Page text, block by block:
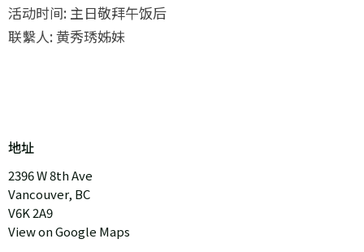
活动时间: 主日敬拜午饭后
联繫人: 黄秀琇姊妹
地址
2396 W 8th Ave
Vancouver, BC
V6K 2A9
View on Google Maps